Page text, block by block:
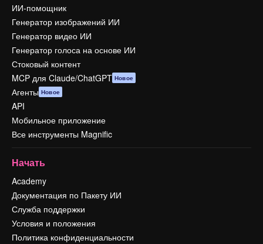
ИИ-помощник
Генератор изображений ИИ
Генератор видео ИИ
Генератор голоса на основе ИИ
Стоковый контент
MCP для Claude/ChatGPT Новое
Агенты Новое
API
Мобильное приложение
Все инструменты Magnific
Начать
Academy
Документация по Пакету ИИ
Служба поддержки
Условия и положения
Политика конфиденциальности